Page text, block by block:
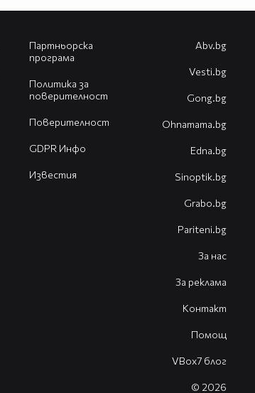
Партньорска
програма
Политика за
поверителност
Поверителност
GDPR Инфо
Известия
Abv.bg
Vesti.bg
Gong.bg
Оhnamama.bg
Edna.bg
Sinoptik.bg
Grabo.bg
Pariteni.bg
За нас
За реклама
Контакт
Помощ
VBox7 блог
© 2026